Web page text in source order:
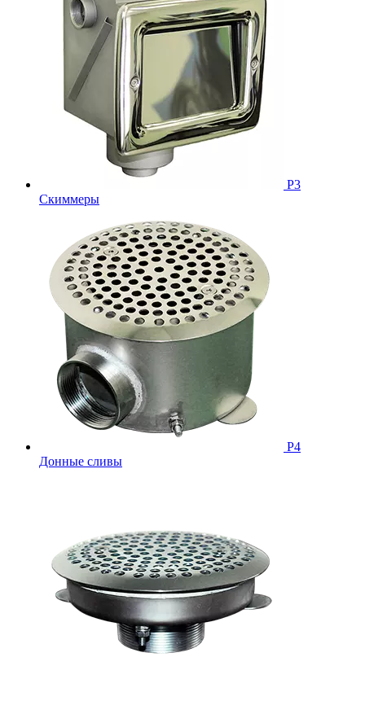
Р3
Скиммеры
Р4
Донные сливы